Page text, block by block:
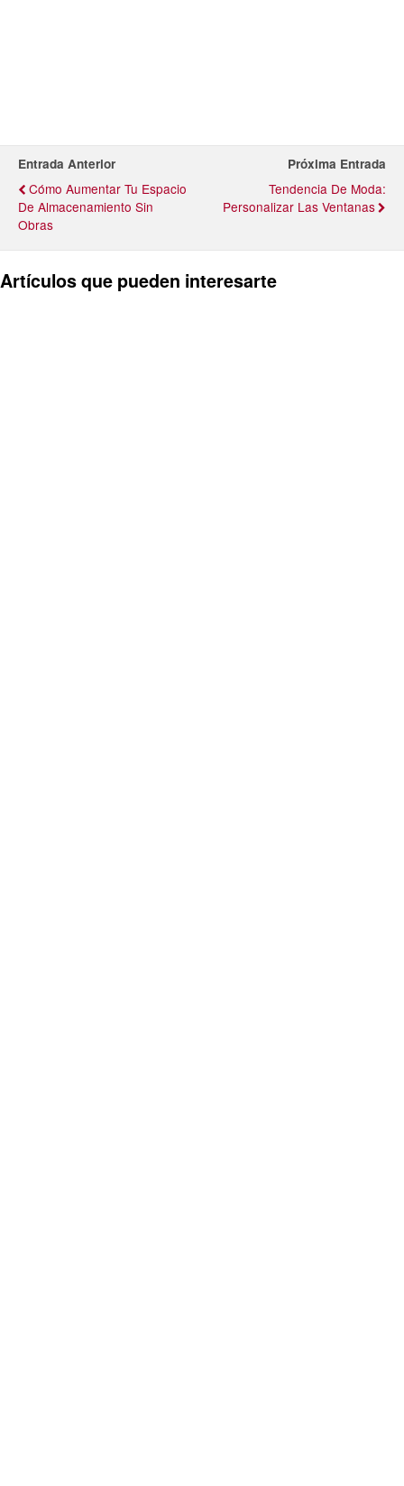
Entrada Anterior
Cómo Aumentar Tu Espacio
De Almacenamiento Sin
Obras
Próxima Entrada
Tendencia De Moda:
Personalizar Las Ventanas
Artículos que pueden interesarte